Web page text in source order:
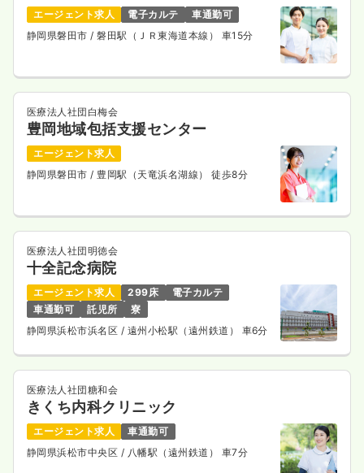
エージェント求人 電子カルテ
車通勤可
静岡県磐田市/ 磐田駅（ＪＲ東海道本線） 車15分
医療法人社団白梅会
豊岡地域包括支援センター
エージェント求人
静岡県磐田市/ 豊岡駅（天竜浜名湖線） 徒歩8分
医療法人社団明徳会
十全記念病院
エージェント求人 299床
電子カルテ
車通勤可
託児所
寮
静岡県浜松市浜名区 / 遠州小松駅（遠州鉄道） 車6分
医療法人社団糖和会
きくち内科クリニック
エージェント求人
車通勤可
静岡県浜松市中央区 / 八幡駅（遠州鉄道） 車7分